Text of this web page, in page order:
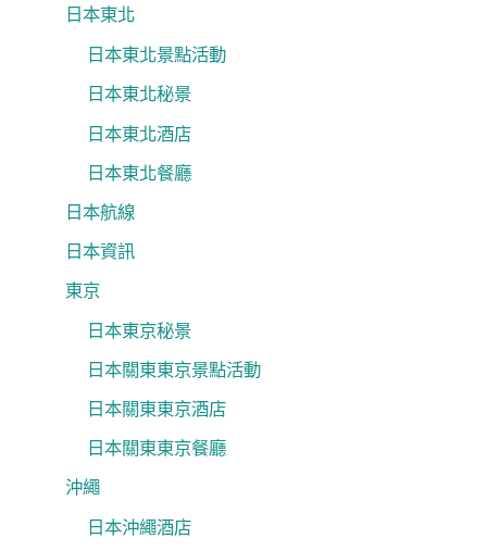
日本東北
日本東北景點活動
日本東北秘景
日本東北酒店
日本東北餐廳
日本航線
日本資訊
東京
日本東京秘景
日本關東東京景點活動
日本關東東京酒店
日本關東東京餐廳
沖繩
日本沖繩酒店